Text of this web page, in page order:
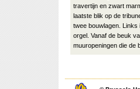
travertijn en zwart
laatste blik op de
twee bouwlagen. Links
orgel. Vanaf de beuk
muuropeningen die de